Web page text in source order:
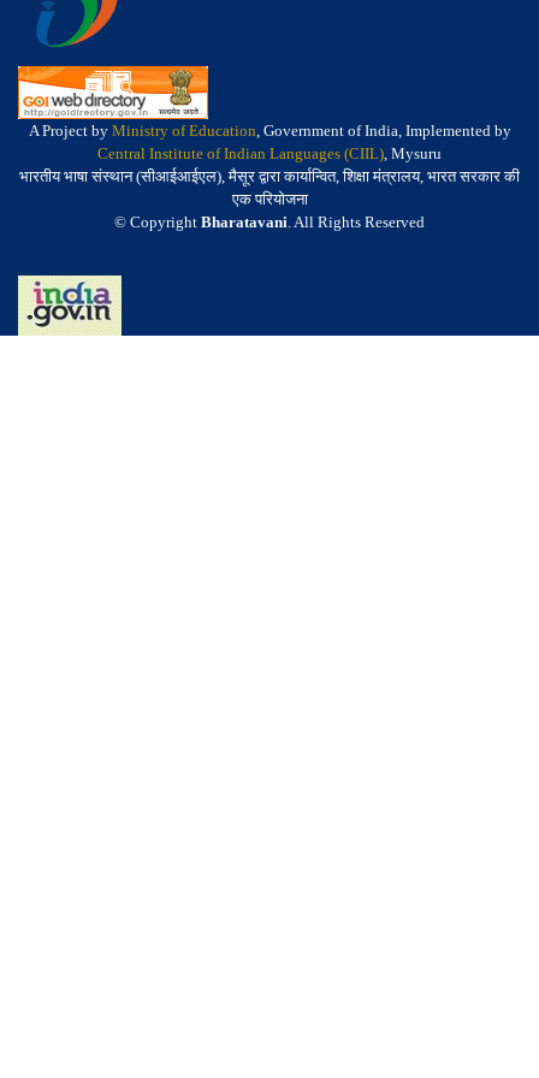
A Project by Ministry of Education, Government of India, Implemented by
Central Institute of Indian Languages (CIIL), Mysuru
भारतीय भाषा संस्थान (सीआईआईएल), मैसूर द्वारा कार्यान्वित, शिक्षा मंत्रालय, भारत सरकार की
एक परियोजना
© Copyright Bharatavani. All Rights Reserved